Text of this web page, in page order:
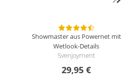
Showmaster aus Powernet mit
Wetlook-Details
Svenjoyment
29,95 €